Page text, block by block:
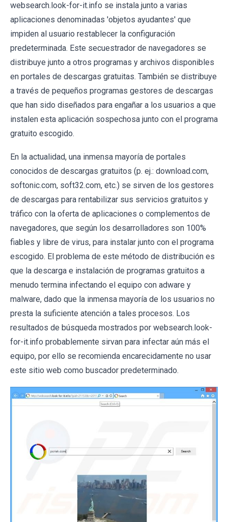
websearch.look-for-it.info se instala junto a varias
aplicaciones denominadas 'objetos ayudantes' que
impiden al usuario restablecer la configuración
predeterminada. Este secuestrador de navegadores se
distribuye junto a otros programas y archivos disponibles
en portales de descargas gratuitas. También se distribuye
a través de pequeños programas gestores de descargas
que han sido diseñados para engañar a los usuarios a que
instalen esta aplicación sospechosa junto con el programa
gratuito escogido.
En la actualidad, una inmensa mayoría de portales
conocidos de descargas gratuitos (p. ej.: download.com,
softonic.com, soft32.com, etc.) se sirven de los gestores
de descargas para rentabilizar sus servicios gratuitos y
tráfico con la oferta de aplicaciones o complementos de
navegadores, que según los desarrolladores son 100%
fiables y libre de virus, para instalar junto con el programa
escogido. El problema de este método de distribución es
que la descarga e instalación de programas gratuitos a
menudo termina infectando el equipo con adware y
malware, dado que la inmensa mayoría de los usuarios no
presta la suficiente atención a tales procesos. Los
resultados de búsqueda mostrados por websearch.look-
for-it.info probablemente sirvan para infectar aún más el
equipo, por ello se recomienda encarecidamente no usar
este sitio web como buscador predeterminado.